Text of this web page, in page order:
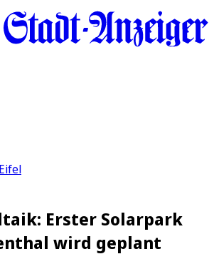
Erster Solarpark
wird geplant